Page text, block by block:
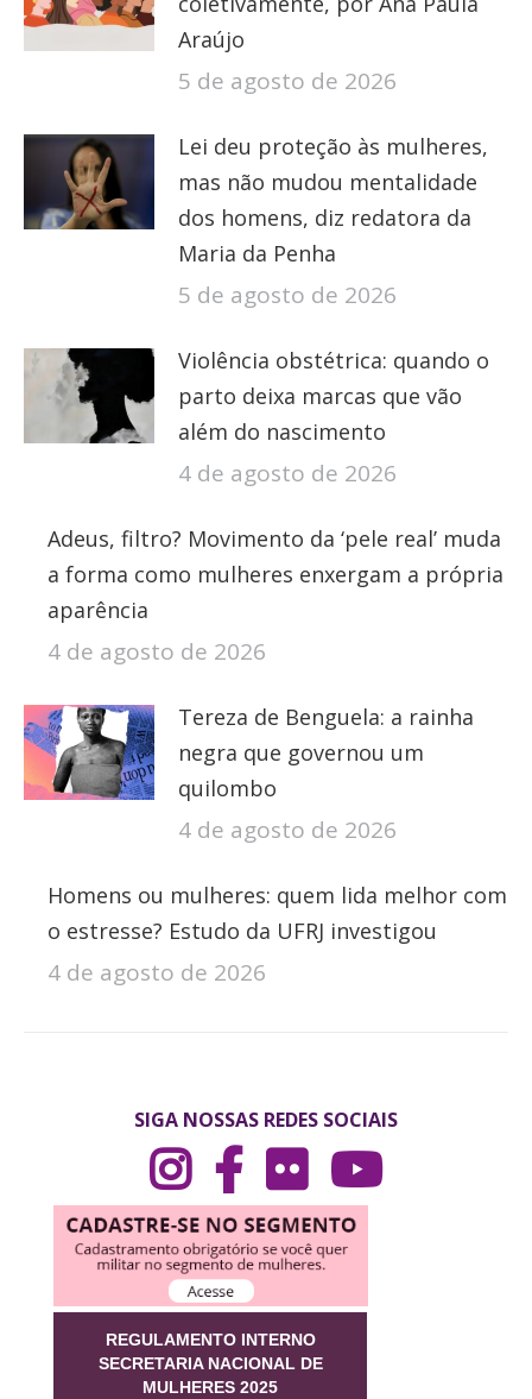
Araújo
5 de agosto de 2026
Lei deu proteção às mulheres,
mas não mudou mentalidade
dos homens, diz redatora da
Maria da Penha
5 de agosto de 2026
Violência obstétrica: quando o
parto deixa marcas que vão
além do nascimento
4 de agosto de 2026
Adeus, filtro? Movimento da ‘pele real’ muda
a forma como mulheres enxergam a própria
aparência
4 de agosto de 2026
Tereza de Benguela: a rainha
negra que governou um
quilombo
4 de agosto de 2026
Homens ou mulheres: quem lida melhor com
o estresse? Estudo da UFRJ investigou
4 de agosto de 2026
SIGA NOSSAS REDES SOCIAIS
REGULAMENTO INTERNO
SECRETARIA NACIONAL DE
MULHERES 2025